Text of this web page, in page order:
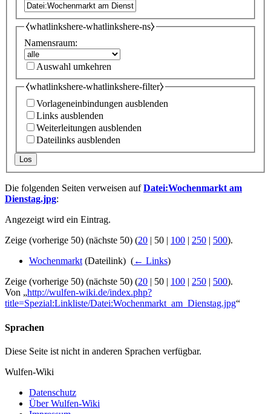
⧼whatlinkshere-whatlinkshere-ns⧽
Namensraum:
Auswahl umkehren
⧼whatlinkshere-whatlinkshere-filter⧽
Vorlageneinbindungen ausblenden
Links ausblenden
Weiterleitungen ausblenden
Dateilinks ausblenden
Los
Die folgenden Seiten verweisen aufDatei:Wochenmarkt am
Dienstag.jpg:
Angezeigt wird ein Eintrag.
Zeige (vorherige 50) (nächste 50) (20 | 50 | 100 | 250 | 500).
Wochenmarkt (Dateilink) ‎ (← Links)
Zeige (vorherige 50) (nächste 50) (20 | 50 | 100 | 250 | 500).
Von „http://wulfen-wiki.de/index.php?
title=Spezial:Linkliste/Datei:Wochenmarkt_am_Dienstag.jpg“
Sprachen
Diese Seite ist nicht in anderen Sprachen verfügbar.
Wulfen-Wiki
Datenschutz
Über Wulfen-Wiki